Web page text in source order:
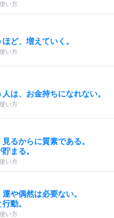
い方
ど、増えていく。
い方
は、お金持ちになれない。
い方
るからに質素である。
まる。
い方
や偶然は必要ない。
動。
い方